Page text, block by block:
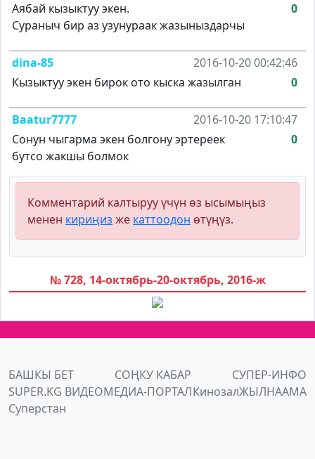
Аябай кызыктуу экен.
Сураныч бир аз узунураак жазыныздарчы
0
dina-85
2016-10-20 00:42:46
Кызыктуу экен бирок ото кыска жазылган
0
Baatur7777
2016-10-20 17:10:47
Сонун чыгарма экен болгону эртереек
бутсо жакшы болмок
0
Комментарий калтыруу үчүн өз ысымыңыз
менен кириңиз же каттоодон өтүңүз.
№ 728, 14-октябрь-20-октябрь, 2016-ж
БАШКЫ БЕТ СОҢКУ КАБАР
СУПЕР-ИНФО
SUPER.KG ВИДЕОМЕДИА-ПОРТАЛКинозалЖЫЛНААМА
Суперстан